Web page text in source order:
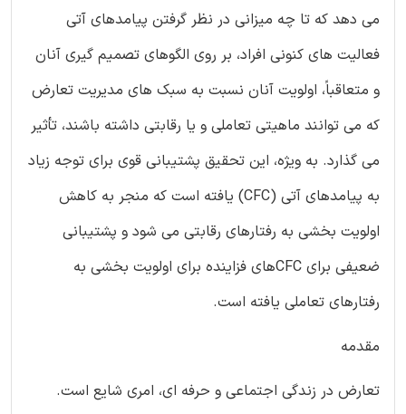
می دهد که تا چه میزانی در نظر گرفتن پیامدهای آتی
فعالیت های کنونی افراد، بر روی الگوهای تصمیم گیری آنان
و متعاقباً، اولویت آنان نسبت به سبک های مدیریت تعارض
که می توانند ماهیتی تعاملی و یا رقابتی داشته باشند، تأثیر
می گذارد. به ویژه، این تحقیق پشتیبانی قوی برای توجه زیاد
به پیامدهای آتی (CFC) یافته است که منجر به کاهش
اولویت بخشی به رفتارهای رقابتی می شود و پشتیبانی
ضعیفی برای CFCهای فزاینده برای اولویت بخشی به
رفتارهای تعاملی یافته است.
مقدمه
تعارض در زندگی اجتماعی و حرفه ای، امری شایع است.